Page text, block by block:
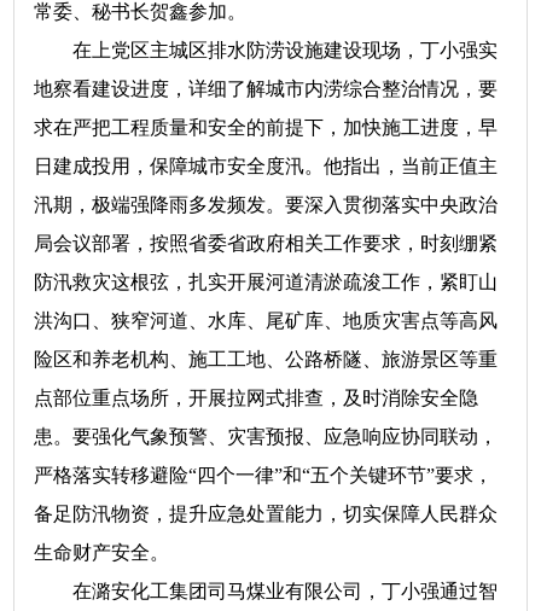
常委、秘书长贺鑫参加。
在上党区主城区排水防涝设施建设现场，丁小强实
地察看建设进度，详细了解城市内涝综合整治情况，要
求在严把工程质量和安全的前提下，加快施工进度，早
日建成投用，保障城市安全度汛。他指出，当前正值主
汛期，极端强降雨多发频发。要深入贯彻落实中央政治
局会议部署，按照省委省政府相关工作要求，时刻绷紧
防汛救灾这根弦，扎实开展河道清淤疏浚工作，紧盯山
洪沟口、狭窄河道、水库、尾矿库、地质灾害点等高风
险区和养老机构、施工工地、公路桥隧、旅游景区等重
点部位重点场所，开展拉网式排查，及时消除安全隐
患。要强化气象预警、灾害预报、应急响应协同联动，
严格落实转移避险“四个一律”和“五个关键环节”要求，
备足防汛物资，提升应急处置能力，切实保障人民群众
生命财产安全。
在潞安化工集团司马煤业有限公司，丁小强通过智